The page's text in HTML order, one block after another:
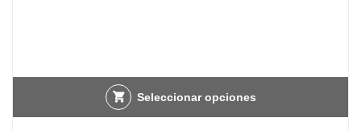
Seleccionar opciones